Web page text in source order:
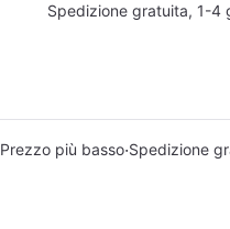
Spedizione gratuita, 1-4
Prezzo più basso·Spedizione